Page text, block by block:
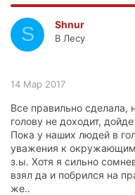
к
ц
и
S Shnur
В Лесу
14 Мар 2017
Все правильно сделала,
голову не доходит,
Пока у наших людей в
уважения к
з.ы. Хотя я сильно
взял да и побрился на
же..